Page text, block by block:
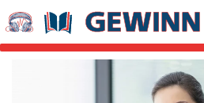
Springe zu:
Hauptinhalt